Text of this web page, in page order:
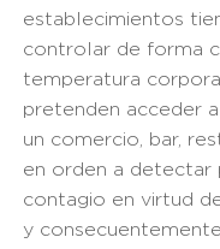
establecimientos
controlar de forma
temperatura
pretenden acceder
un comercio, bar,
en orden a detectar
contagio en virtud
y